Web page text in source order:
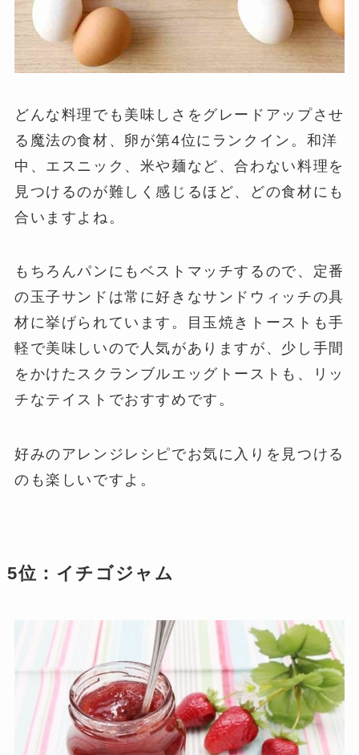
どんな料理でも美味しさをグレードアップさせ
る魔法の食材、卵が第4位にランクイン。和洋
中、エスニック、米や麺など、合わない料理を
見つけるのが難しく感じるほど、どの食材にも
合いますよね。
もちろんパンにもベストマッチするので、定番
の玉子サンドは常に好きなサンドウィッチの具
材に挙げられています。目玉焼きトーストも手
軽で美味しいので人気がありますが、少し手間
をかけたスクランブルエッグトーストも、リッ
チなテイストでおすすめです。
好みのアレンジレシピでお気に入りを見つける
のも楽しいですよ。
5位：イチゴジャム